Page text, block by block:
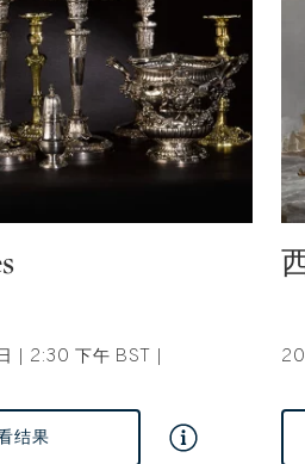
| 2:30 下午 BST |
结果